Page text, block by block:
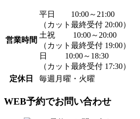
営業時間
平日 10:00～21:00
（カット最終受付 20:00）
土祝 10:00～20:00
（カット最終受付 19:00）
日 10:00～18:30
（カット最終受付 17:30）
定休日
毎週月曜・火曜
WEB予約でお問い合わせ